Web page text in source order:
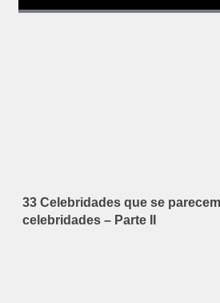
33 Celebridades que se
celebridades – Parte II